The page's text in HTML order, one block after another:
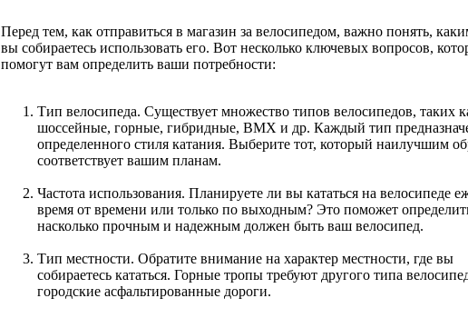
Перед тем, как отправиться в магазин за велосипедом, важно понять,
вы собираетесь использовать его. Вот несколько ключевых вопросов,
помогут вам определить ваши потребности:
Тип велосипеда. Существует множество типов велосипедов, таких
шоссейные, горные, гибридные, BMX и др. Каждый тип
определенного стиля катания. Выберите тот, который наилучшим
соответствует вашим планам.
Частота использования. Планируете ли вы кататься на велосипеде
время от времени или только по выходным? Это поможет
насколько прочным и надежным должен быть ваш велосипед.
Тип местности. Обратите внимание на характер местности, где вы
собираетесь кататься. Горные тропы требуют другого типа
городские асфальтированные дороги.